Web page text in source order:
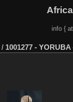
info {
/ 1001277 -